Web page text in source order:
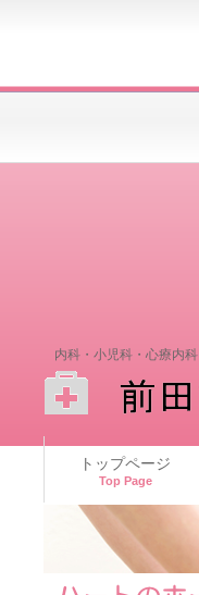
内科・小児科・心療内科
トップページ
Top Page